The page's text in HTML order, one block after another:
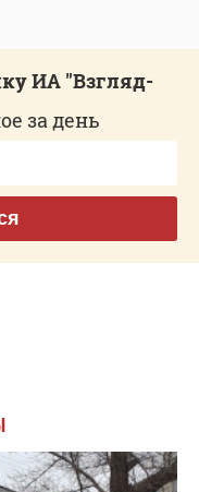
ИА "Взгляд-
за день